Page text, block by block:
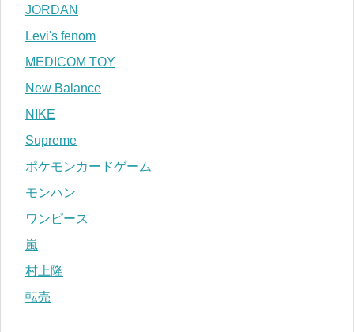
JORDAN
Levi's fenom
MEDICOM TOY
New Balance
NIKE
Supreme
ポケモンカードゲーム
モンハン
ワンピース
嵐
村上隆
転売